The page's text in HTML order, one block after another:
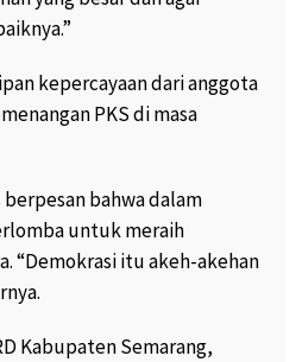
kepercayaan dari anggota
PKS di masa
bahwa dalam
untuk meraih
“Demokrasi itu akeh-akehan
Kabupaten Semarang,